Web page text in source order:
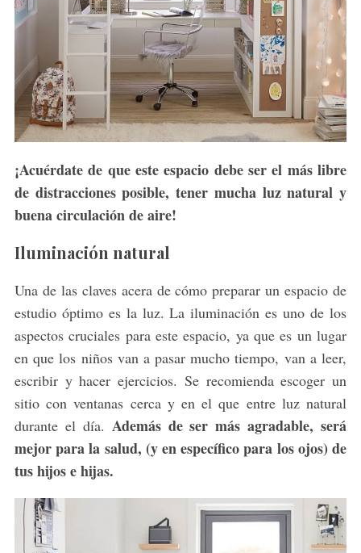
¡Acuérdate de que este espacio debe ser el más libre
de distracciones posible, tener mucha luz natural y
buena circulación de aire!
Iluminación natural
Una de las claves acera de cómo preparar un espacio de
estudio óptimo es la luz. La iluminación es uno de los
aspectos cruciales para este espacio, ya que es un lugar
en que los niños van a pasar mucho tiempo, van a leer,
escribir y hacer ejercicios. Se recomienda escoger un
sitio con ventanas cerca y en el que entre luz natural
durante el día. Además de ser más agradable, será
mejor para la salud, (y en específico para los ojos) de
tus hijos e hijas.